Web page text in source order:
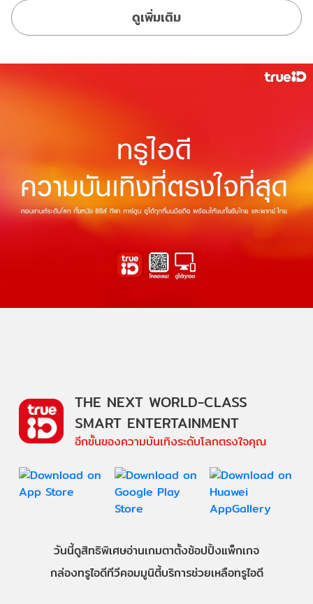
ดูเพิ่มเติม
THE NEXT WORLD-CLASS
SMART ENTERTAINMENT
อีกขั้นของความบันเทิงระดับโลกตรงใจคุณ
วันนี้ดูสิทธิพิเศษอ่านเกมตาตั้งช้อปปิ้งแพ็กเกจ
กล่องทรูไอดีทีวีคอมมูนิตี้บริการช่วยเหลือทรูไอดี